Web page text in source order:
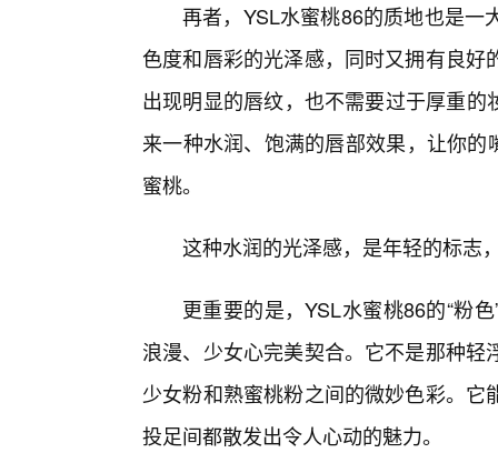
再者，YSL水蜜桃86的质地也是一
色度和唇彩的光泽感，同时又拥有良
出现明显的唇纹，也不需要过于厚重
来一种水润、饱满的唇部效果，让你
蜜桃。
这种水润的光泽感，是年轻的标志
更重要的是，YSL水蜜桃86的“粉
浪漫、少女心完美契合。它不是那种
少女粉和熟蜜桃粉之间的微妙色彩。
投足间都散发出令人心动的魅力。